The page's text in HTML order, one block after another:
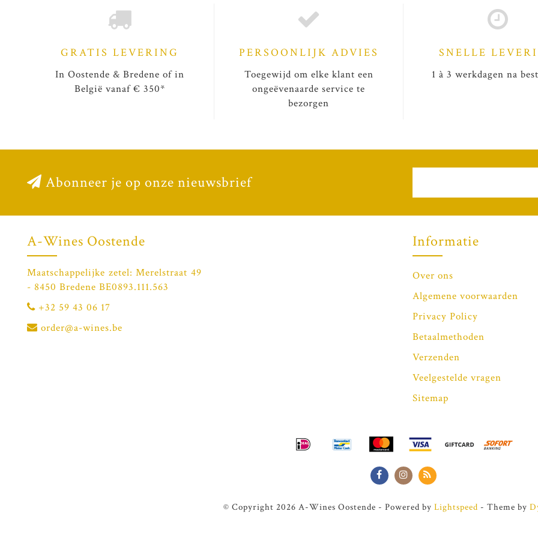
GRATIS LEVERING
In Oostende & Bredene of in
België vanaf € 350*
PERSOONLIJK ADVIES
Toegewijd om elke klant een
ongeëvenaarde service te
bezorgen
SNELLE
1 à 3 werkdagen na
Abonneer je op onze nieuwsbrief
A-Wines Oostende
Maatschappelijke zetel: Merelstraat 49
- 8450 Bredene BE0893.111.563
+32 59 43 06 17
order@a-wines.be
Informatie
Over ons
Algemene voorwaarden
Privacy Policy
Betaalmethoden
Verzenden
Veelgestelde vragen
Sitemap
© Copyright 2026 A-Wines Oostende - Powered by Lightspeed - Theme by